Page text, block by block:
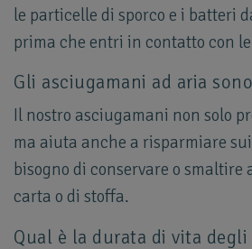
le particelle di sporco e i batteri
prima che entri in contatto con
Gli asciugamani ad aria
Il nostro asciugamani non solo
ma aiuta anche a risparmiare
bisogno di conservare o smaltire
carta o di stoffa.
Qual è la durata di vita